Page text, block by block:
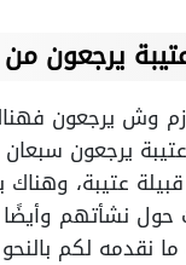
يرجعون
وش يرجعون
يرجعون
عتيبة،
حول نشأتهم وأيضًا
نقدمه لكم